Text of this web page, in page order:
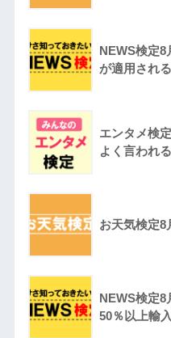
NEWS検定8
が適用され
エンタメ検
よく言われ
お天気検定8
NEWS検定8
50％以上輸